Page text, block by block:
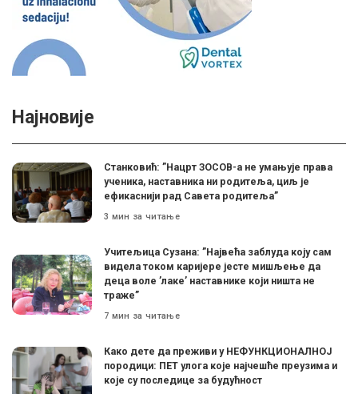
Најновије
Станковић: ”Нацрт ЗОСОВ-а не умањује права
ученика, наставника ни родитеља, циљ је
ефикаснији рад Савета родитеља”
3 мин за читање
Учитељица Сузана: ”Највећа заблуда коју сам
видела током каријере јесте мишљење да
деца воле ’лаке’ наставнике који ништа не
траже”
7 мин за читање
Како дете да преживи у НЕФУНКЦИОНАЛНОЈ
породици: ПЕТ улога које најчешће преузима и
које су последице за будућност